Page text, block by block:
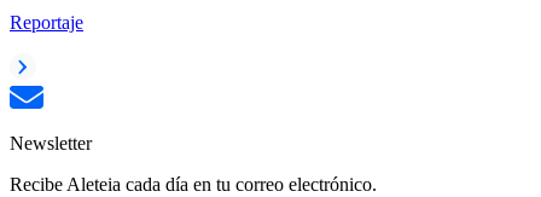
Reportaje
Newsletter
Recibe Aleteia cada día en tu correo electrónico.